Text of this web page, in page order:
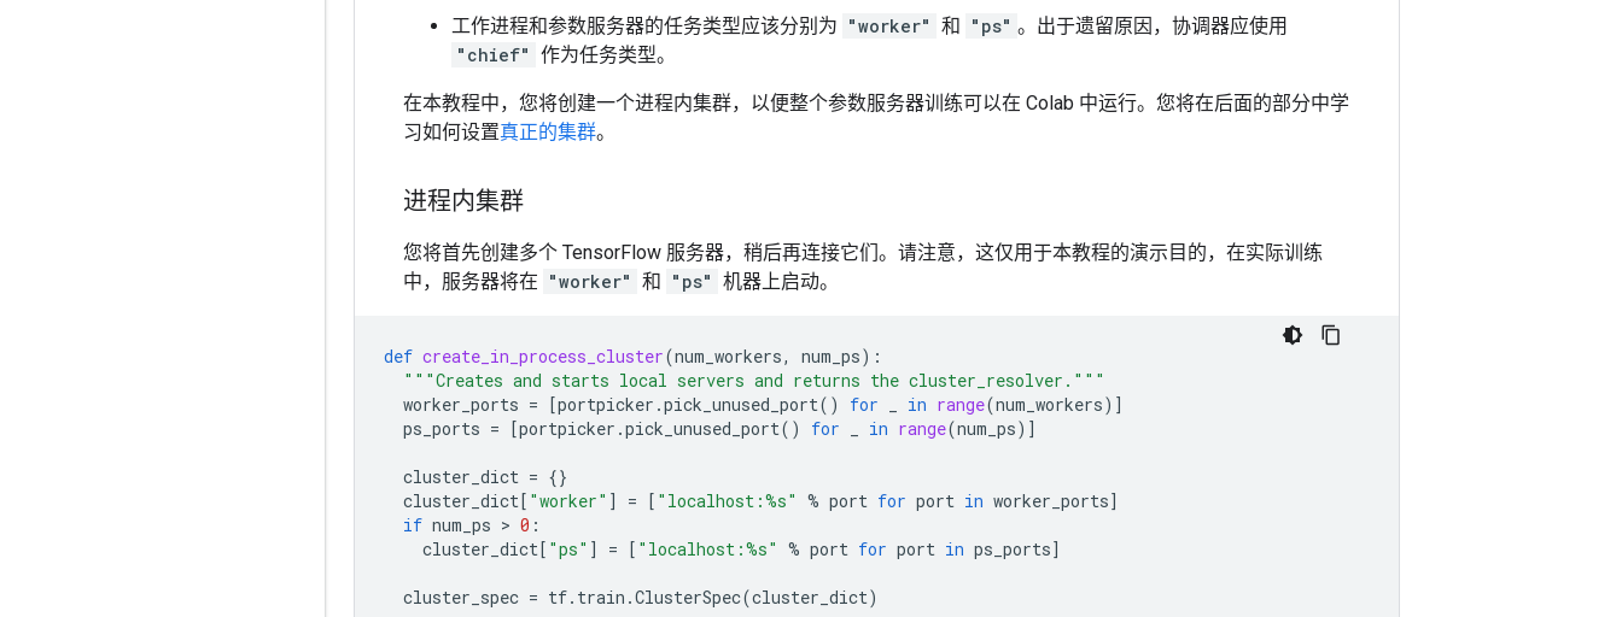
工作进程和参数服务器的任务类型应该分别为 "worker" 和 "ps" 。出于遗留原因，协调器应使用
"chief" 作为任务类型。
在本教程中，您将创建一个进程内集群，以便整个参数服务器训练可以在 Colab 中运行。您将在后面的部分中学
习如何设置真正的集群。
进程内集群
您将首先创建多个 TensorFlow 服务器，稍后再连接它们。请注意，这仅用于本教程的演示目的，在实际训练
中，服务器将在 "worker" 和 "ps" 机器上启动。
def create_in_process_cluster(num_workers, num_ps):
"""Creates and starts local servers and returns the cluster_resolver."""
worker_ports = [portpicker .pick_unused_port() for in range(num_workers)]
ps_ports = [portpicker .pick_unused_port() for in range(num_ps)]
cluster_dict = {}
cluster_dict[ "worker" ] = [ "localhost:%s" % port for port in worker_ports]
if num_ps > 0 :
cluster_dict[ "ps" ] = [ "localhost:%s" % port for port in ps_ports]
cluster_spec = tf. train .ClusterSpec(cluster_dict)